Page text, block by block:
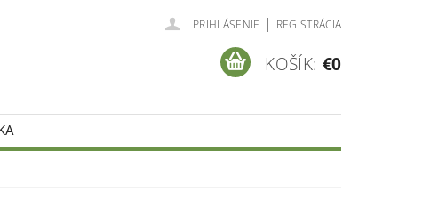
PRIHLÁSENIE | REGISTRÁCIA
KOŠÍK: €0